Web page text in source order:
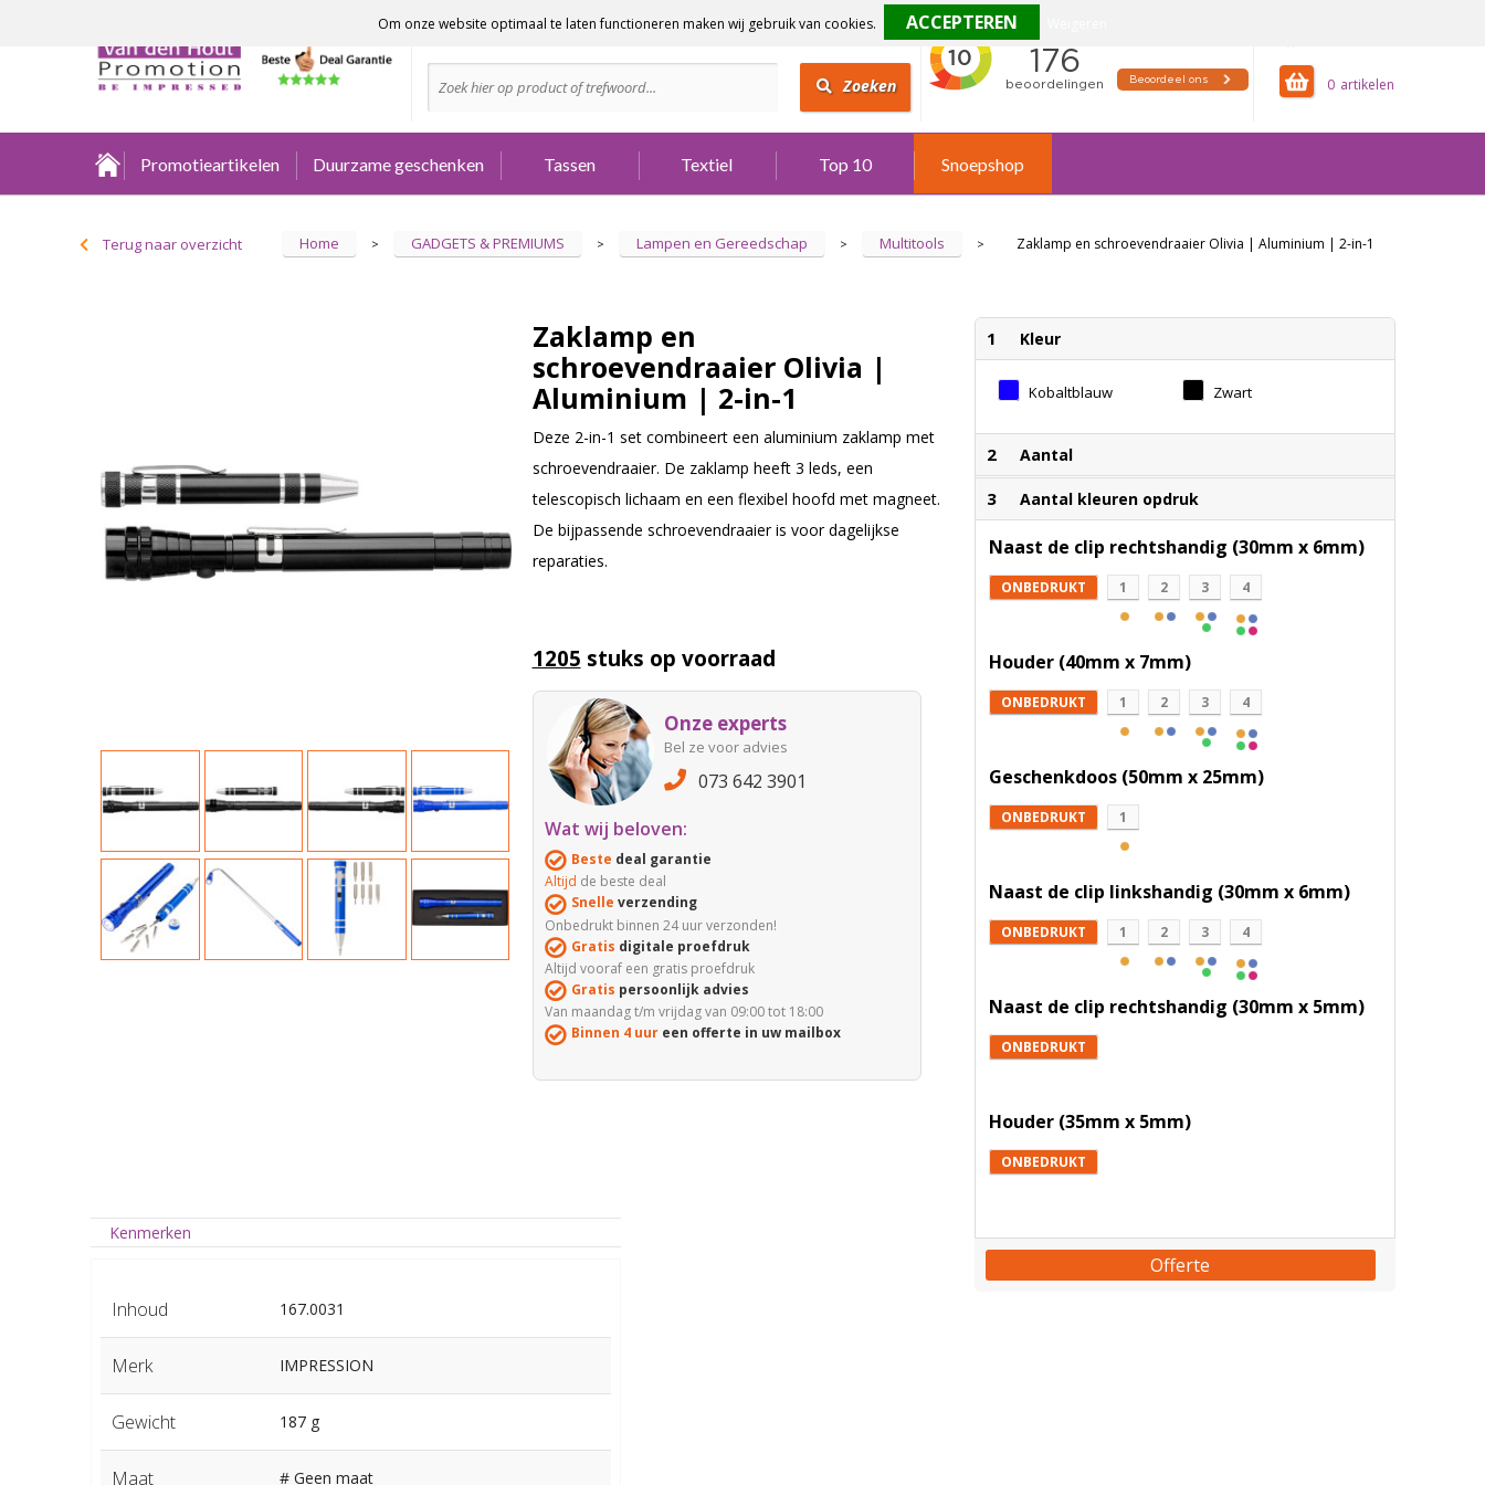
0
Advies nodig?
Zoeken
Promotieartikelen Duurzame geschenken Tassen Textiel Top 10 Snoepshop
Terug naar overzicht Home > GADGETS & PREMIUMS > Lampen en Gereedschap > Multitools > Zaklamp en schroevendraaier Olivia | Aluminium | 2-in-1
Zaklamp en
schroevendraaier Olivia |
Aluminium | 2-in-1
Deze 2-in-1 set combineert een aluminium zaklamp met
schroevendraaier. De zaklamp heeft 3 leds, een
telescopisch lichaam en een flexibel hoofd met magneet.
De bijpassende schroevendraaier is voor dagelijkse
reparaties.
1205 stuks op voorraad
Onze experts
Bel ze voor advies
073 642 3901
Wat wij beloven:
Beste deal garantie
Altijd de beste deal
Snelle verzending
Onbedrukt binnen 24 uur verzonden!
Gratis digitale proefdruk
Altijd vooraf een gratis proefdruk
Gratis persoonlijk advies
Van maandag t/m vrijdag van 09:00 tot 18:00
Binnen 4 uureen offerte in uw mailbox
1 Kleur
Kobaltblauw Zwart
2 Aantal
3 Aantal kleuren opdruk
Naast de clip rechtshandig (30mm x 6mm)
ONBEDRUKT 1 2 3 4
Houder (40mm x 7mm)
ONBEDRUKT 1 2 3 4
Geschenkdoos (50mm x 25mm)
ONBEDRUKT 1
Naast de clip linkshandig (30mm x 6mm)
ONBEDRUKT 1 2 3 4
Naast de clip rechtshandig (30mm x 5mm)
ONBEDRUKT
Houder (35mm x 5mm)
ONBEDRUKT
Offerte
Kenmerken
Inhoud 167.0031
Merk IMPRESSION
Gewicht 187 g
Maat # Geen maat
Om onze website optimaal te laten functioneren maken wij gebruik van cookies.